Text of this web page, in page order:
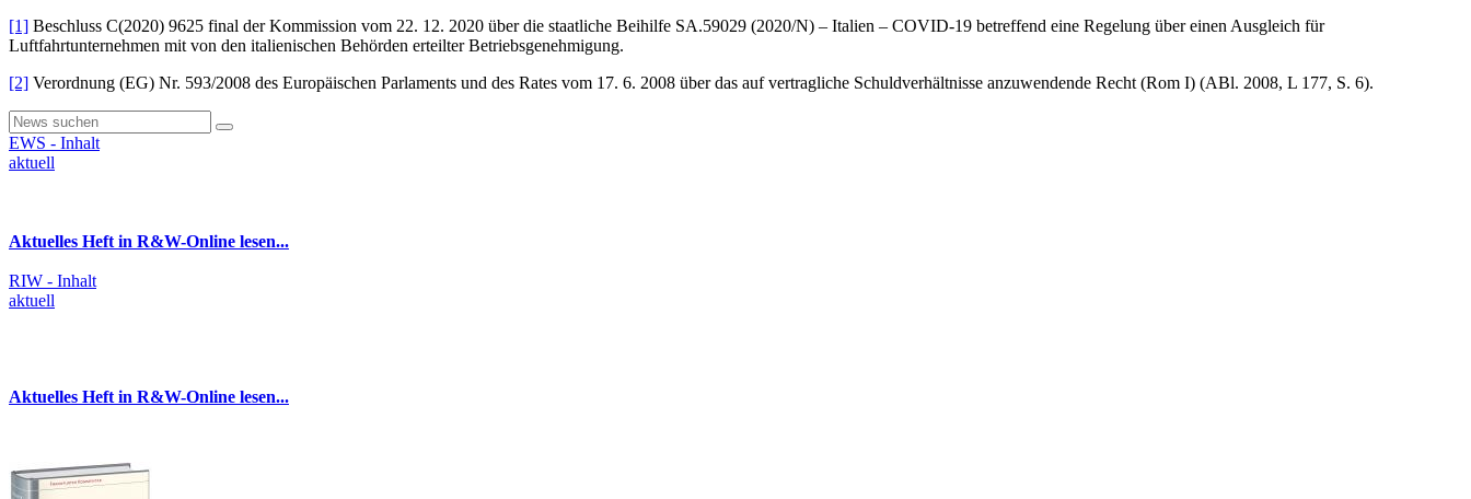
[1] Beschluss C(2020) 9625 final der Kommission vom 22. 12. 2020 über die staatliche Beihilfe SA.59029 (2020/N) – Italien – COVID-19 betreffend eine Regelung über einen Ausgleich für
Luftfahrtunternehmen mit von den italienischen Behörden erteilter Betriebsgenehmigung.
[2] Verordnung (EG) Nr. 593/2008 des Europäischen Parlaments und des Rates vom 17. 6. 2008 über das auf vertragliche Schuldverhältnisse anzuwendende Recht (Rom I) (ABl. 2008, L 177, S. 6).
EWS - Inhalt
aktuell
Aktuelles Heft in R&W-Online lesen...
RIW - Inhalt
aktuell
Aktuelles Heft in R&W-Online lesen...